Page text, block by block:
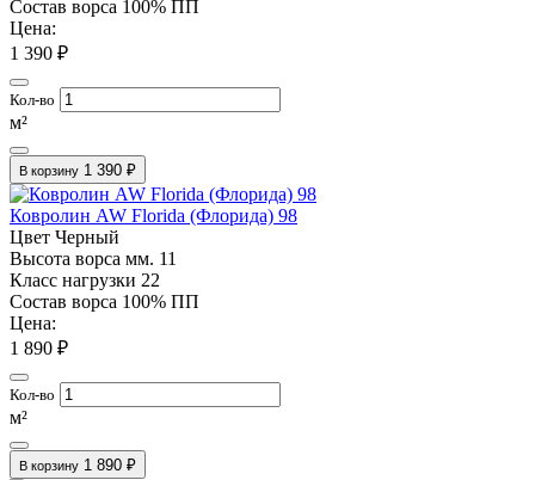
Состав ворса 100% ПП
Цена:
1 390 ₽
Кол-во
м²
В корзину 1 390 ₽
Ковролин AW Florida (Флорида) 98
Цвет Черный
Высота ворса мм. 11
Класс нагрузки 22
Состав ворса 100% ПП
Цена:
1 890 ₽
Кол-во
м²
В корзину 1 890 ₽